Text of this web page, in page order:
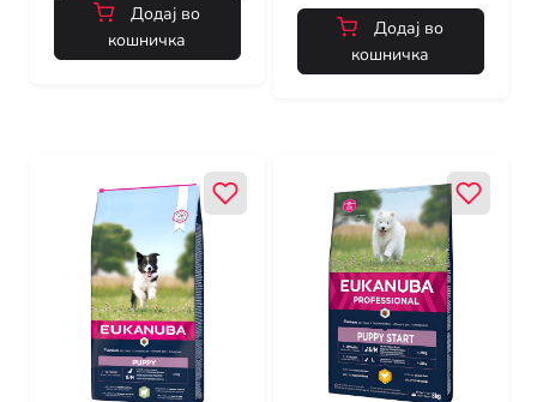
Додај во
кошничка
Додај во
кошничка